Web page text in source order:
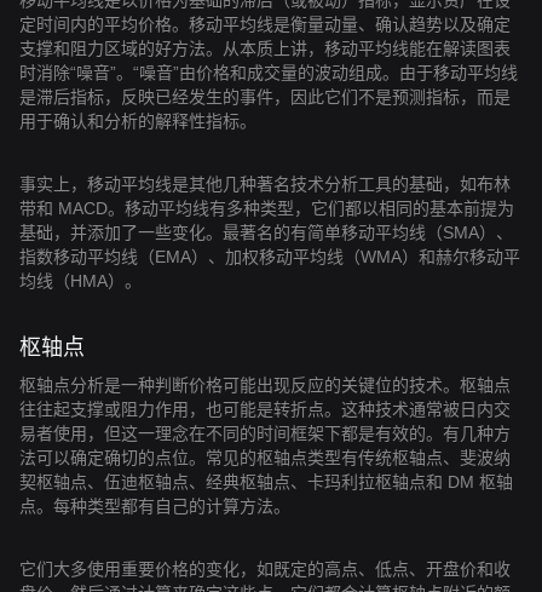
定时间内的平均价格。移动平均线是衡量动量、确认趋势以及确定
支撑和阻力区域的好方法。从本质上讲，移动平均线能在解读图表
时消除“噪音”。“噪音”由价格和成交量的波动组成。由于移动平均线
是滞后指标，反映已经发生的事件，因此它们不是预测指标，而是
用于确认和分析的解释性指标。
事实上，移动平均线是其他几种著名技术分析工具的基础，如布林
带和 MACD。移动平均线有多种类型，它们都以相同的基本前提为
基础，并添加了一些变化。最著名的有简单移动平均线（SMA）、
指数移动平均线（EMA）、加权移动平均线（WMA）和赫尔移动平
均线（HMA）。
枢轴点
枢轴点分析是一种判断价格可能出现反应的关键位的技术。枢轴点
往往起支撑或阻力作用，也可能是转折点。这种技术通常被日内交
易者使用，但这一理念在不同的时间框架下都是有效的。有几种方
法可以确定确切的点位。常见的枢轴点类型有传统枢轴点、斐波纳
契枢轴点、伍迪枢轴点、经典枢轴点、卡玛利拉枢轴点和 DM 枢轴
点。每种类型都有自己的计算方法。
它们大多使用重要价格的变化，如既定的高点、低点、开盘价和收